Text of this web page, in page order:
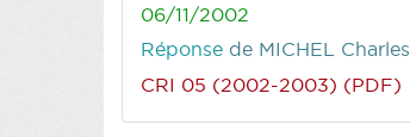
06/11/2002
Réponse de MICHEL Charles
CRI 05 (2002-2003) (PDF)